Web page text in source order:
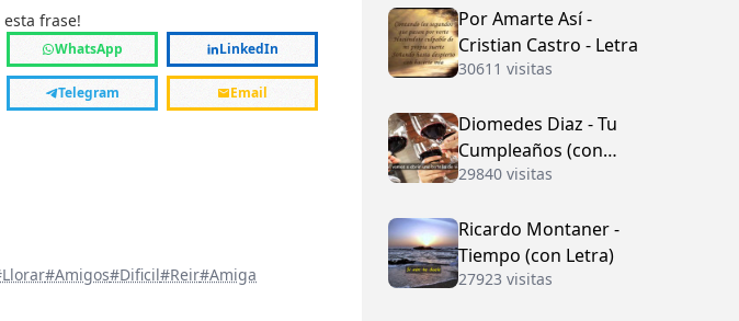
esta frase!
WhatsApp LinkedIn
Telegram Email
#Amigos#Dificil#Reir#Amiga
Por Amarte Así -
Cristian Castro - Letra
30611 visitas
Diomedes Diaz - Tu
Cumpleaños (con
Letra)
29840 visitas
Ricardo Montaner -
Tiempo (con Letra)
27923 visitas